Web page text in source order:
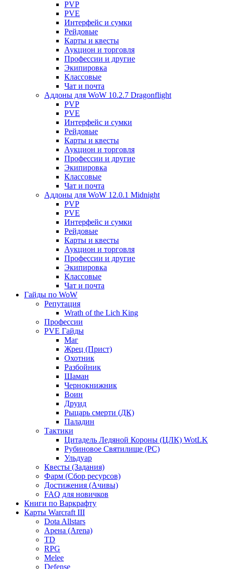
PVP
PVE
Интерфейс и сумки
Рейдовые
Карты и квесты
Аукцион и торговля
Профессии и другие
Экипировка
Классовые
Чат и почта
Аддоны для WoW 10.2.7 Dragonflight
PVP
PVE
Интерфейс и сумки
Рейдовые
Карты и квесты
Аукцион и торговля
Профессии и другие
Экипировка
Классовые
Чат и почта
Аддоны для WoW 12.0.1 Midnight
PVP
PVE
Интерфейс и сумки
Рейдовые
Карты и квесты
Аукцион и торговля
Профессии и другие
Экипировка
Классовые
Чат и почта
Гайды по WoW
Репутация
Wrath of the Lich King
Профессии
PVE Гайды
Маг
Жрец (Прист)
Охотник
Разбойник
Шаман
Чернокнижник
Воин
Друид
Рыцарь смерти (ДК)
Паладин
Тактики
Цитадель Ледяной Короны (ЦЛК) WotLK
Рубиновое Святилище (РС)
Ульдуар
Квесты (Задания)
Фарм (Сбор ресурсов)
Достижения (Ачивы)
FAQ для новичков
Книги по Варкрафту
Карты Warcraft III
Dota Allstars
Арена (Arena)
TD
RPG
Melee
Defense